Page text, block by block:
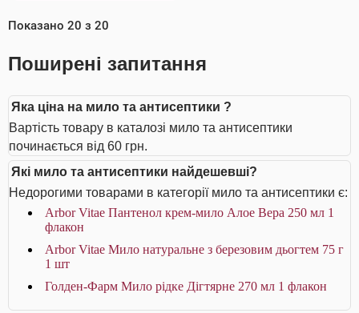
Показано 20 з 20
Поширені запитання
Яка ціна на мило та антисептики ?
Вартість товару в каталозі мило та антисептики
починається від 60 грн.
Які мило та антисептики найдешевші?
Недорогими товарами в категорії мило та антисептики є:
Arbor Vitae Пантенол крем-мило Алое Вера 250 мл 1
флакон
Arbor Vitae Мило натуральне з березовим дьогтем 75 г
1 шт
Голден-Фарм Мило рідке Дігтярне 270 мл 1 флакон